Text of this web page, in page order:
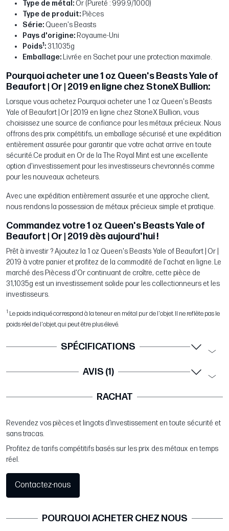
Type de métal: Or (Pureté : 999.9/1000)
Type de produit: Pièces
Série: Queen's Beasts
Pays d'origine: Royaume-Uni
Poids1: 31,1035g
Emballage: Livrée en Sachet pour une protection maximale.
Pourquoi acheter une 1 oz Queen's Beasts Yale of
Beaufort | Or | 2019 en ligne chez StoneX Bullion:
Lorsque vous achetez Pourquoi acheter une 1 oz Queen's Beasts
Yale of Beaufort | Or | 2019 en ligne chez StoneX Bullion, vous
choisissez une source de confiance pour les métaux précieux. Nous
offrons des prix compétitifs, un emballage sécurisé et une expédition
entièrement assurée pour garantir que votre achat arrive en toute
sécurité.Ce produit en Or de la The Royal Mint est une excellente
option d'investissement pour les investisseurs chevronnés comme
pour les nouveaux acheteurs.
Avec une expédition entièrement assurée et une approche client,
nous rendons la possession de métaux précieux simple et pratique.
Commandez votre 1 oz Queen's Beasts Yale of
Beaufort | Or | 2019 dès aujourd'hui !
Prêt à investir ? Ajoutez la 1 oz Queen's Beasts Yale of Beaufort | Or |
2019 à votre panier et profitez de la commodité de l'achat en ligne. Le
marché des Piècess d'Or continuant de croître, cette pièce de
31,1035g est un investissement solide pour les collectionneurs et les
investisseurs.
1 Le poids indiqué correspond à la teneur en métal pur de l'objet. Il ne reflète pas le
poids réel de l'objet, qui peut être plus élevé.
SPÉCIFICATIONS
AVIS (1)
RACHAT
Revendez vos pièces et lingots d’investissement en toute sécurité et
sans tracas.
Profitez de tarifs compétitifs basés sur les prix des métaux en temps
réel.
Contactez-nous
POURQUOI ACHETER CHEZ NOUS